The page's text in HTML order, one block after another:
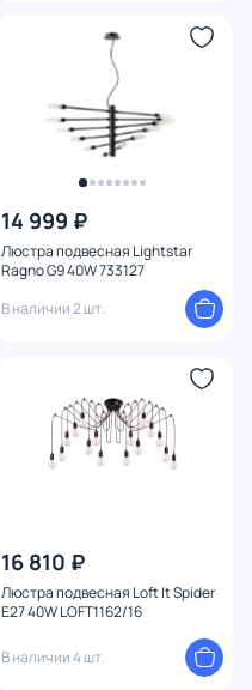
14 999 ₽
Люстра подвесная Lightstar
Ragno G9 40W 733127
В наличии 2 шт.
16 810 ₽
Люстра подвесная Loft It Spider
E27 40W LOFT1162/16
В наличии 4 шт.